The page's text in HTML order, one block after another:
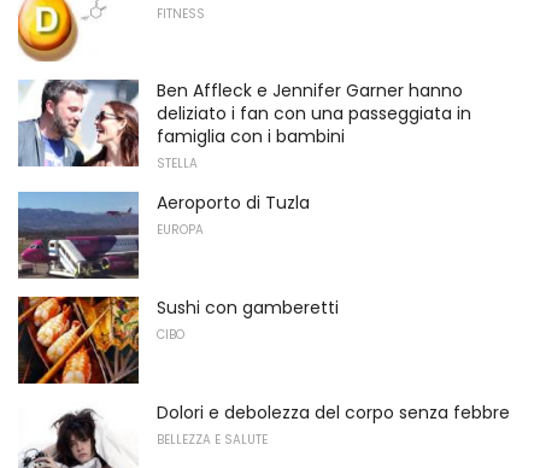
FITNESS
Ben Affleck e Jennifer Garner hanno
deliziato i fan con una passeggiata in
famiglia con i bambini
STELLA
Aeroporto di Tuzla
EUROPA
Sushi con gamberetti
CIBO
Dolori e debolezza del corpo senza febbre
BELLEZZA E SALUTE